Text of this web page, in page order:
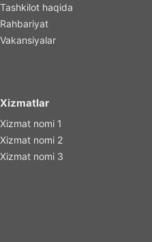
Tashkilot haqida
Rahbariyat
Vakansiyalar
Xizmatlar
Xizmat nomi 1
Xizmat nomi 2
Xizmat nomi 3